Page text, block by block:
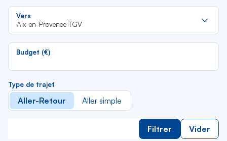
Vers
Aix-en-Provence TGV
Budget (€)
Type de trajet
Aller-Retour Aller simple
Filtrer Vider